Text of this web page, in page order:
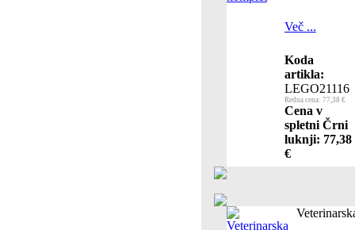
Več ...
Koda
artikla:
LEGO21116
Redna cena: 77,38 €
Cena v
spletni Črni
luknji: 77,38
€